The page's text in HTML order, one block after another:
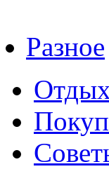
Разное